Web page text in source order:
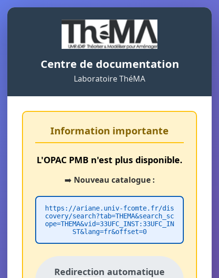
Centre de documentation
Laboratoire ThéMA
Information importante
L'OPAC PMB n'est plus disponible.
➡️ Nouveau catalogue :
https://ariane.univ-fcomte.fr/dis
covery/search?tab=THEMA&search_sc
ope=THEMA&vid=33UFC_INST:33UFC_IN
ST&lang=fr&offset=0
Redirection automatique